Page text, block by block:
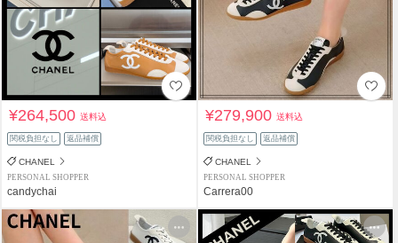
¥264,500送料込
関税負担なし 返品補償
CHANEL
PERSONAL SHOPPER
candychai
¥279,900送料込
関税負担なし 返品補償
CHANEL
PERSONAL SHOPPER
Carrera00